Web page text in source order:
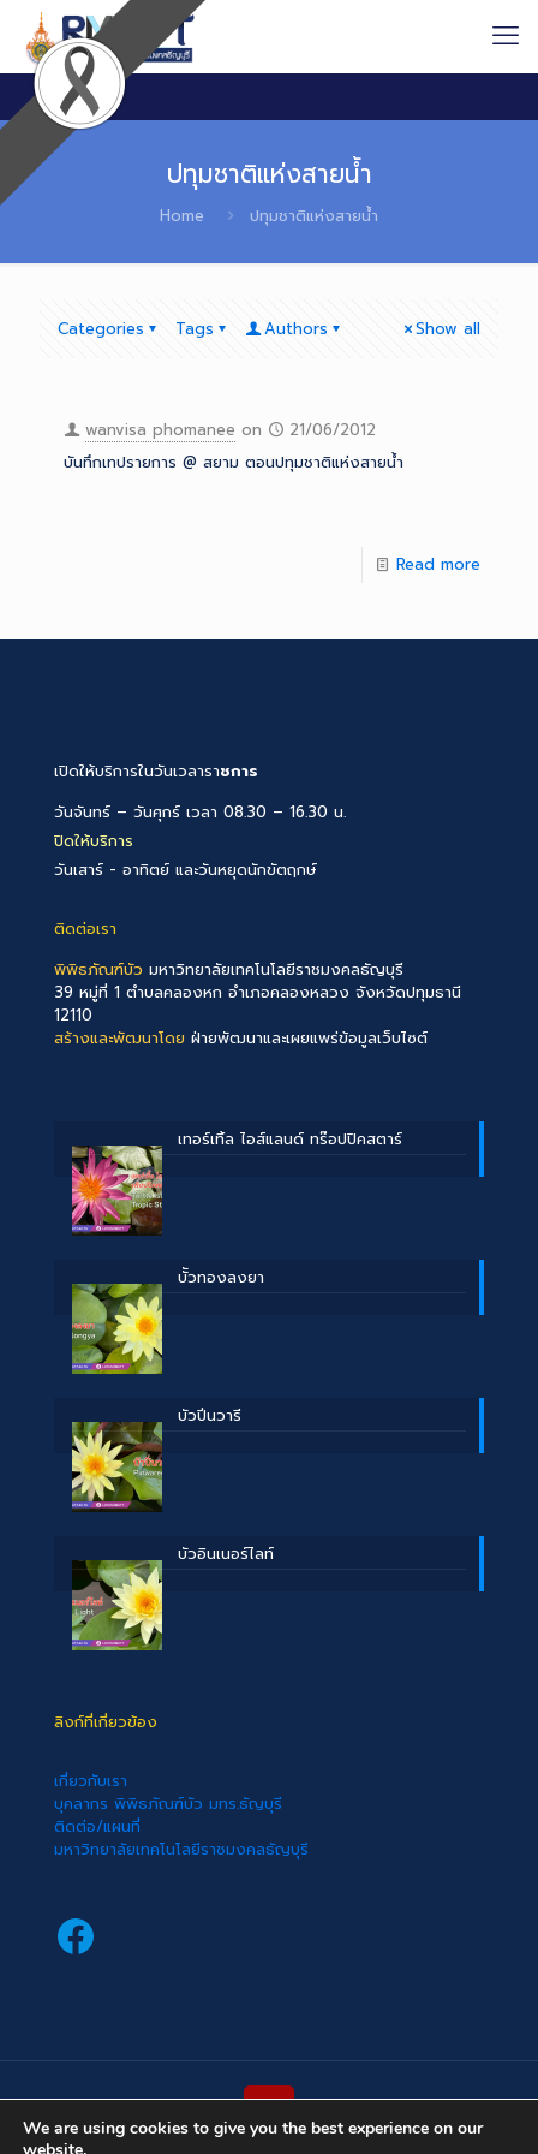
ปทุมชาติแห่งสายน้ำ
Home ปทุมชาติแห่งสายน้ำ
Categories Tags Authors Show all
wanvisa phomanee on
21/06/2012
บันทึกเทปรายการ @ สยาม ตอนปทุมชาติแห่งสายน้ำ
Read more
เปิดให้บริการในวันเวลาราชการ
วันจันทร์ – วันศุกร์ เวลา 08.30 – 16.30 น.
ปิดให้บริการ
วันเสาร์ - อาทิตย์ และวันหยุดนักขัตฤกษ์
ติดต่อเรา
พิพิธภัณฑ์บัว มหาวิทยาลัยเทคโนโลยีราชมงคลธัญบุรี
39 หมู่ที่ 1 ตำบลคลองหก อำเภอคลองหลวง จังหวัดปทุมธานี
12110
สร้างและพัฒนาโดย ฝ่ายพัฒนาและเผยแพร่ข้อมูลเว็บไซต์
เทอร์เทิ้ล ไอส์แลนด์ ทร๊อปปิคสตาร์
บััวทองลงยา
บัวปิ่นวารี
บัวอินเนอร์ไลท์
ลิงก์ที่เกี่ยวข้อง
เกี่ยวกับเรา
บุคลากร พิพิธภัณฑ์บัว มทร.ธัญบุรี
ติดต่อ/แผนที่
มหาวิทยาลัยเทคโนโลยีราชมงคลธัญบุรี
Facebook
We are using cookies to give you the best experience on our